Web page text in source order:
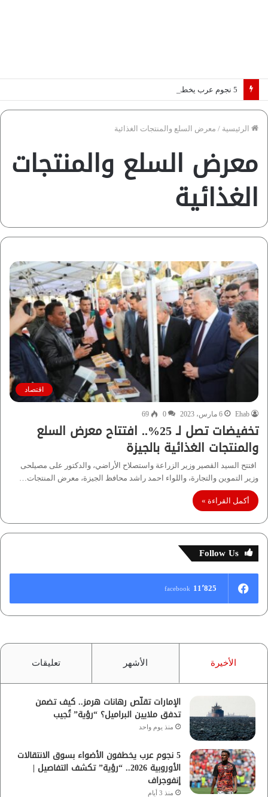
الرئيسية / معرض السلع والمنتجات الغذائية
معرض السلع والمنتجات
الغذائية
اقتصاد
Ehab 6 مارس، 2023 0
69
تخفيضات تصل لـ 25%.. افتتاح معرض السلع
والمنتجات الغذائية بالجيزة
افتتح السيد القصير وزير الزراعة واستصلاح الأراضي، والدكتور على مصيلحى
وزير التموين والتجارة، واللواء احمد راشد محافظ الجيزة، معرض المنتجات…
أكمل القراءة »
Follow Us
11٬825 facebook
الأخيرة الأشهر تعليقات
الإمارات تقلّص رهانات هرمز.. كيف تضمن
تدفق ملايين البراميل؟ “رؤية” تُجيب
منذ يوم واحد
5 نجوم عرب يخطفون الأضواء بسوق الانتقالات
الأوروبية 2026.. “رؤية” تكشف التفاصيل |
إنفوجراف
منذ 3 أيام